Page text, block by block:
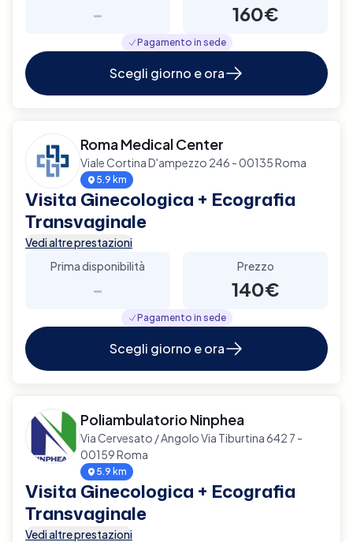
- 160€
Pagamento in sede
Scegli giorno e ora
Roma Medical Center
Viale Cortina D'ampezzo 246 - 00135 Roma
5.9 km
Visita Ginecologica + Ecografia
Transvaginale
Vedi altre prestazioni
Prima disponibilità
-
Prezzo
140€
Pagamento in sede
Scegli giorno e ora
Poliambulatorio Ninphea
Via Cervesato / Angolo Via Tiburtina 642 7 -
00159 Roma
5.9 km
Visita Ginecologica + Ecografia
Transvaginale
Vedi altre prestazioni